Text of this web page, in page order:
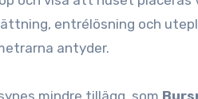
entrélösning och
antyder.
mindre tillägg, som